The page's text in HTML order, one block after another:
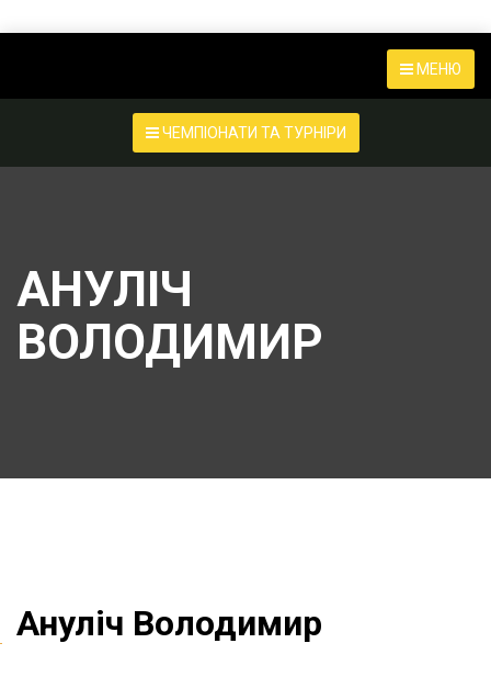
МЕНЮ
ЧЕМПІОНАТИ ТА ТУРНІРИ
АНУЛІЧ
ВОЛОДИМИР
Ануліч Володимир